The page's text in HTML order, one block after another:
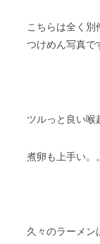
こちらは全く別
つけめん写真で
ツルっと良い喉
煮卵も上手い。。
久々のラーメン